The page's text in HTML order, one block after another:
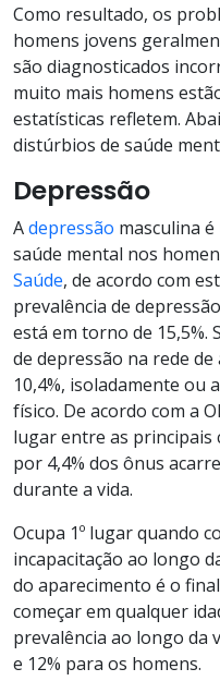
Como resultado, os
homens jovens
são diagnosticados
muito mais homens
estatísticas refletem.
distúrbios de saúde
Depressão
Adepressão masculina
saúde mental nos
Saúde, de acordo com
prevalência de
está em torno de 15,5%.
de depressão na rede
10,4%, isoladamente ou
físico. De acordo com a
lugar entre as principais
por 4,4% dos ônus
durante a vida.
Ocupa 1º lugar quando
incapacitação ao longo
do aparecimento é o
começar em qualquer
prevalência ao longo da
e 12% para os homens.